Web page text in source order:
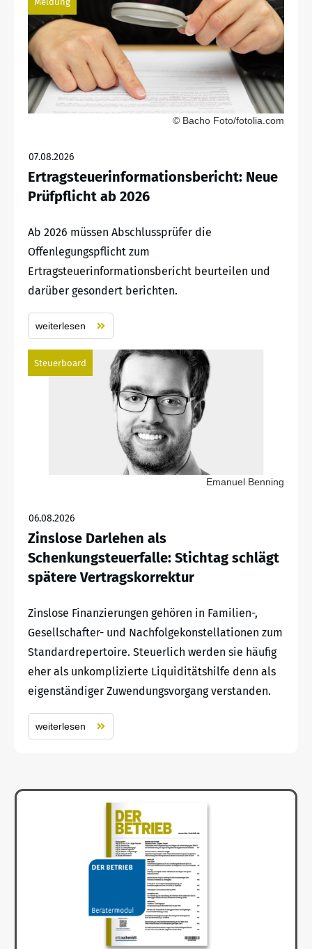
© Bacho Foto/fotolia.com
07.08.2026
Ertragsteuerinformationsbericht: Neue
Prüfpflicht ab 2026
Ab 2026 müssen Abschlussprüfer die
Offenlegungspflicht zum
Ertragsteuerinformationsbericht beurteilen und
darüber gesondert berichten.
weiterlesen
Steuerboard
Emanuel Benning
06.08.2026
Zinslose Darlehen als
Schenkungsteuerfalle: Stichtag schlägt
spätere Vertragskorrektur
Zinslose Finanzierungen gehören in Familien-,
Gesellschafter- und Nachfolgekonstellationen zum
Standardrepertoire. Steuerlich werden sie häufig
eher als unkomplizierte Liquiditätshilfe denn als
eigenständiger Zuwendungsvorgang verstanden.
weiterlesen